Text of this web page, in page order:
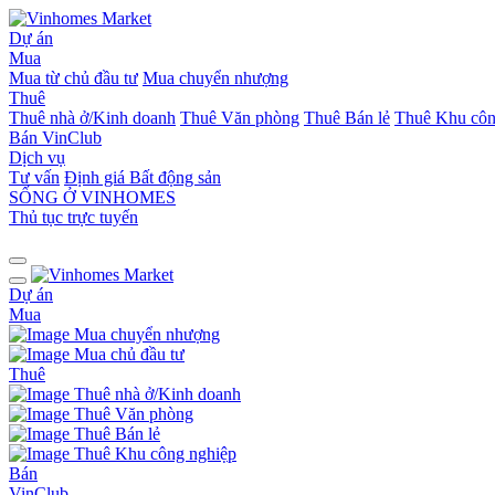
Dự án
Mua
Mua từ chủ đầu tư Mua chuyển nhượng
Thuê
Thuê nhà ở/Kinh doanh Thuê Văn phòng Thuê Bán lẻ Thuê Khu
Bán VinClub
Dịch vụ
Tư vấn Định giá Bất động sản
SỐNG Ở VINHOMES
Thủ tục trực tuyến
Dự án
Mua
Mua chuyển nhượng
Mua chủ đầu tư
Thuê
Thuê nhà ở/Kinh doanh
Thuê Văn phòng
Thuê Bán lẻ
Thuê Khu công nghiệp
Bán